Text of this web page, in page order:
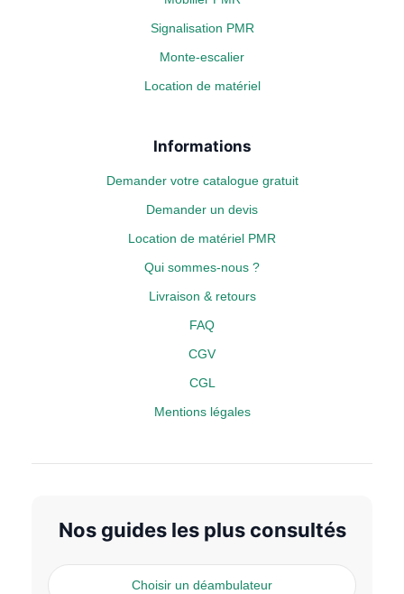
Signalisation PMR
Monte-escalier
Location de matériel
Informations
Demander votre catalogue gratuit
Demander un devis
Location de matériel PMR
Qui sommes-nous ?
Livraison & retours
FAQ
CGV
CGL
Mentions légales
Nos guides les plus consultés
Choisir un déambulateur